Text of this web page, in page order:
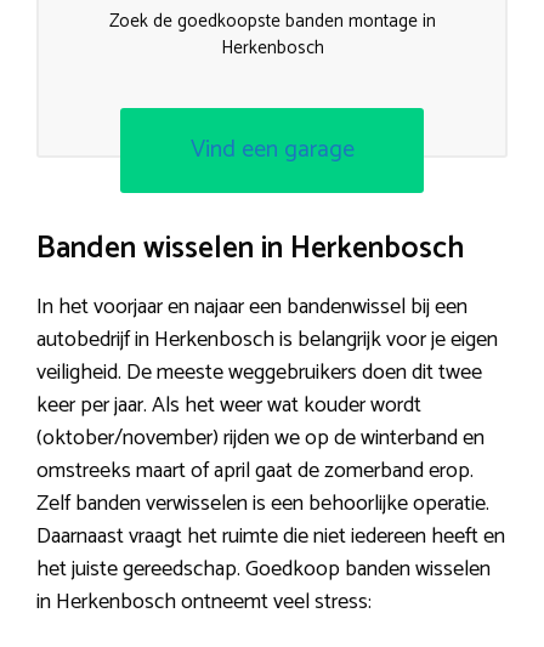
Zoek de goedkoopste banden montage in
Herkenbosch
Vind een garage
Banden wisselen in Herkenbosch
In het voorjaar en najaar een bandenwissel bij een
autobedrijf in Herkenbosch is belangrijk voor je eigen
veiligheid. De meeste weggebruikers doen dit twee
keer per jaar. Als het weer wat kouder wordt
(oktober/november) rijden we op de winterband en
omstreeks maart of april gaat de zomerband erop.
Zelf banden verwisselen is een behoorlijke operatie.
Daarnaast vraagt het ruimte die niet iedereen heeft en
het juiste gereedschap. Goedkoop banden wisselen
in Herkenbosch ontneemt veel stress: